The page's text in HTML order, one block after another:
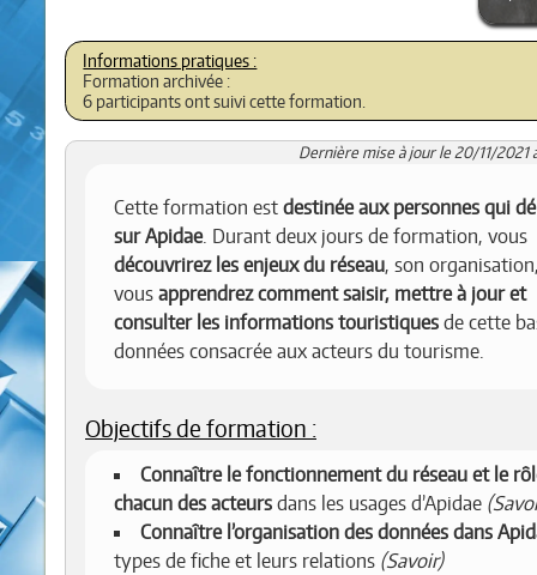
Formation archivée :
6 participants ont suivi cette formation.
Dernière mise à jour le 20/11/2021
Cette formation est destinée aux personnes qui
sur Apidae. Durant deux jours de formation, vous
découvrirez les enjeux du réseau, son
vous apprendrez comment saisir, mettre à jour et
consulter les informations touristiques de cette
données consacrée aux acteurs du tourisme.
Objectifs de formation :
Connaître le fonctionnement du réseau et le
chacun des acteurs dans les usages d’Apidae
Connaître l’organisation des données dans
types de fiche et leurs relations (Savoir)